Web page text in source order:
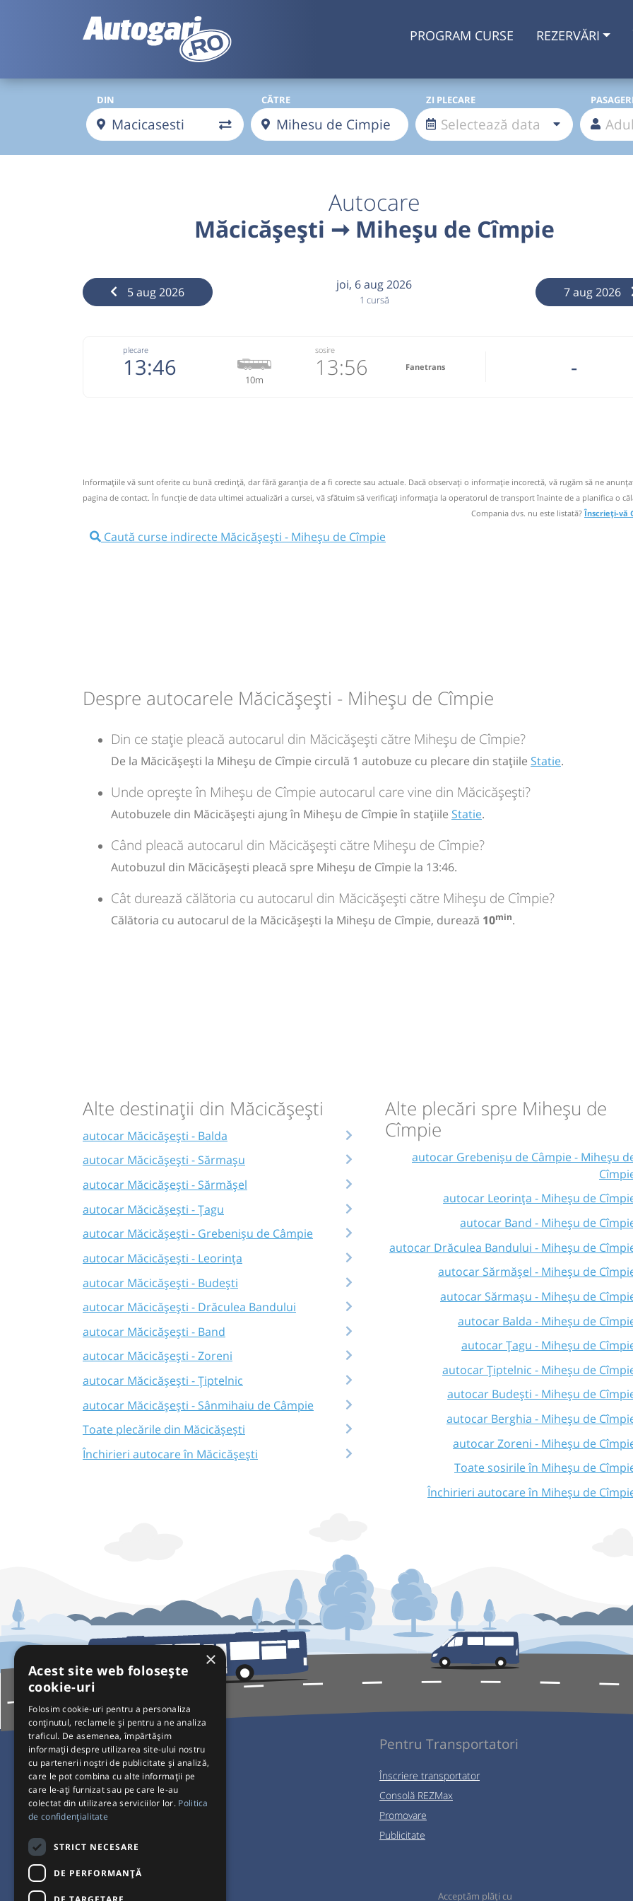
PROGRAM CURSE REZERVĂRI
DIN CĂTRE ZI PLECARE PASAGERI
Autocare
Măcicășești ➞ Miheșu de Cîmpie
5 aug 2026 joi, 6 aug 2026
1 cursă 7 aug 2026
plecare
13:46 10m
sosire
13:56 Fanetrans -
Info: +4-0745-145.848;+4-0744-639.252
NOU!
Pune poze din călătoria ta
10min
L MM V D
-
Informaţiile vă sunt oferite cu bună credinţă, dar fără garanţia de a fi corecte sau actuale. Dacă observați o informaţie incorectă, vă rugăm să ne
pagina de contact. În funcție de data ultimei actualizări a cursei, vă sfătuim să verificaţi informaţia la operatorul de transport înainte de a planifica o
Compania dvs. nu este listată?Înscrieți-vă
Caută curse indirecte Măcicășești - Miheșu de Cîmpie
Despre autocarele Măcicășești - Miheșu de Cîmpie
Din ce stație pleacă autocarul din Măcicășești către Miheșu de Cîmpie?
De la Măcicășești la Miheșu de Cîmpie circulă 1 autobuze cu plecare din stațiile Statie.
Unde oprește în Miheșu de Cîmpie autocarul care vine din Măcicășești?
Autobuzele din Măcicășești ajung în Miheșu de Cîmpie în stațiile Statie.
Când pleacă autocarul din Măcicășești către Miheșu de Cîmpie?
Autobuzul din Măcicășești pleacă spre Miheșu de Cîmpie la 13:46.
Cât durează călătoria cu autocarul din Măcicășești către Miheșu de Cîmpie?
Călătoria cu autocarul de la Măcicășești la Miheșu de Cîmpie, durează 10min.
Alte destinații din Măcicășești
autocar Măcicășești - Balda
autocar Măcicășești - Sărmașu
autocar Măcicășești - Sărmășel
autocar Măcicășești - Țagu
autocar Măcicășești - Grebenișu de Câmpie
autocar Măcicășești - Leorința
autocar Măcicășești - Budești
autocar Măcicășești - Drăculea Bandului
autocar Măcicășești - Band
autocar Măcicășești - Zoreni
autocar Măcicășești - Țiptelnic
autocar Măcicășești - Sânmihaiu de Câmpie
Toate plecările din Măcicășești
Închirieri autocare în Măcicășești
Alte plecări spre Miheșu de
Cîmpie
autocar Grebenișu de Câmpie - Miheșu
autocar Leorința - Miheșu de
autocar Band - Miheșu de
autocar Drăculea Bandului - Miheșu de
autocar Sărmășel - Miheșu de
autocar Sărmașu - Miheșu de
autocar Balda - Miheșu de
autocar Țagu - Miheșu de
autocar Țiptelnic - Miheșu de
autocar Budești - Miheșu de
autocar Berghia - Miheșu de
autocar Zoreni - Miheșu de
Toate sosirile în Miheșu de
Închirieri autocare în Miheșu de
Pentru Călători
Curse autobuz
Plecări/Sosiri
Setări de cookie-uri
Pentru Transportatori
Înscriere transportator
Consolă REZMax
Promovare
Publicitate
Acceptăm plăți cu
×
Acest site web folosește
cookie-uri
Folosim cookie-uri pentru a personaliza
conținutul, reclamele și pentru a ne analiza
traficul. De asemenea, împărtășim
informații despre utilizarea site-ului nostru
cu partenerii noștri de publicitate și analiză,
care le pot combina cu alte informații pe
care le-ați furnizat sau pe care le-au
colectat din utilizarea serviciilor lor. Politica
de confidențialitate
STRICT NECESARE
DE PERFORMANȚĂ